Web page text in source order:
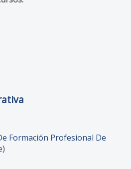
Formación Profesional De